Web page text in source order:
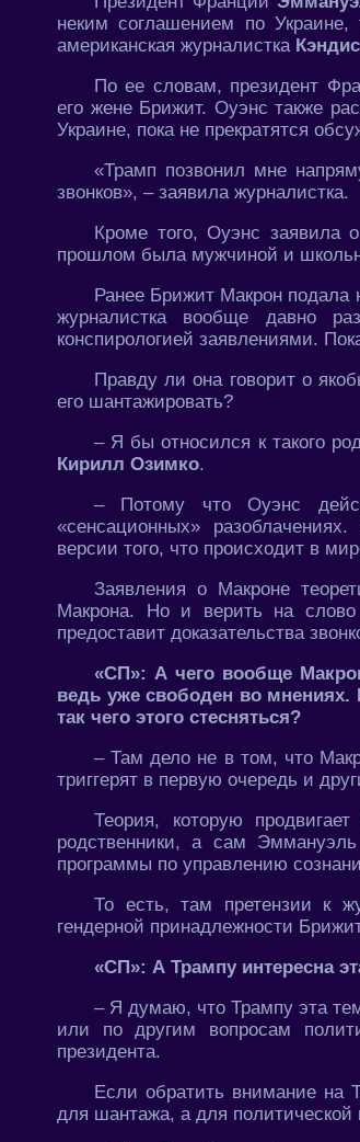
неким соглашением по Украине,
американская журналистка
По ее словам, президент
его жене Брижит. Оуэнс также
Украине, пока не прекратятся
«Трамп позвонил мне
звонков», – заявила журналистка.
Кроме того, Оуэнс заявила
прошлом была мужчиной и
Ранее Брижит Макрон подала
журналистка вообще давно
конспирологией заявлениями.
Правду ли она говорит о
его шантажировать?
– Я бы относился к такого
Кирилл Озимко.
– Потому что Оуэнс
«сенсационных»
версии того, что происходит в
Заявления о Макроне
Макрона. Но и верить на
предоставит доказательства
«СП»: А чего вообще
ведь уже свободен во
так чего этого стесняться?
– Там дело не в том, что
триггерят в первую очередь и
Теория, которую
родственники, а сам
программы по управлению
То есть, там претензии к
гендерной принадлежности
«СП»: А Трампу интересна
– Я думаю, что Трампу эта
или по другим вопросам
президента.
Если обратить внимание на
для шантажа, а для